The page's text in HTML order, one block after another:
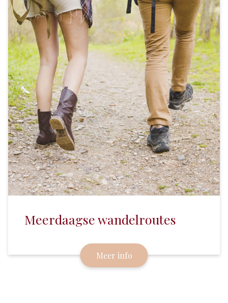
Meerdaagse wandelroutes
Meer info